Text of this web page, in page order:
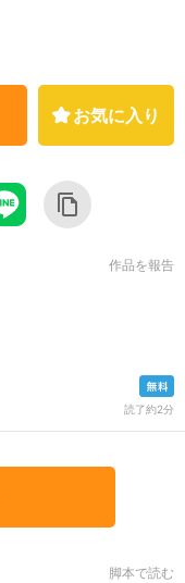
お気に入り
作品を報告
読了約2分
脚本で読む